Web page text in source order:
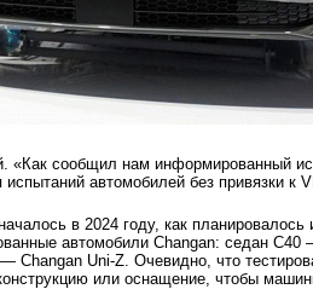
«Как сообщил нам информированный
автомобилей без привязки
в 2024 году, как планировалось
автомобили Changan: седан C40
Uni-Z. Очевидно, что
или оснащение, чтобы